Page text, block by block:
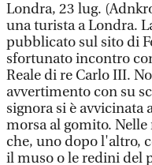
Londra, 23 lug.
una turista a Londra.
pubblicato sul sito di
sfortunato incontro
Reale di re Carlo III.
avvertimento con su
signora si è avvicinata
morsa al gomito.
che, uno dopo l'altro,
il muso o le redini del